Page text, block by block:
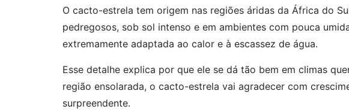
O cacto-estrela tem origem nas regiões áridas da África do
pedregosos, sob sol intenso e em ambientes com pouca
extremamente adaptada ao calor e à escassez de água.
Esse detalhe explica por que ele se dá tão bem em climas
região ensolarada, o cacto-estrela vai agradecer com
surpreendente.